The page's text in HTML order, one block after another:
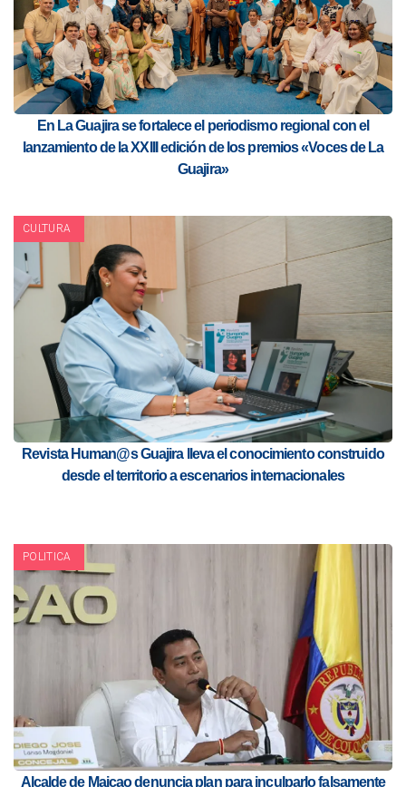
En La Guajira se fortalece el periodismo regional con el
lanzamiento de la XXIII edición de los premios «Voces de La
Guajira»
CULTURA
Revista Human@s Guajira lleva el conocimiento construido
desde el territorio a escenarios internacionales
POLITICA
Alcalde de Maicao denuncia plan para inculparlo falsamente